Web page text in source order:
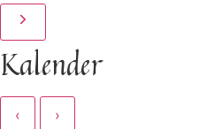
Kalender
‹ ›